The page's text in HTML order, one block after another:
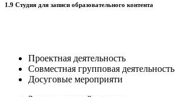
1.9 Студия для записи образовательного контента
Проектная деятельность
Совместная групповая деятельность
Досуговые мероприяти